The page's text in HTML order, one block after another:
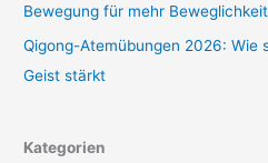
Bewegung für mehr
Qigong-Atemübungen 2026: Wie
Geist stärkt
Kategorien